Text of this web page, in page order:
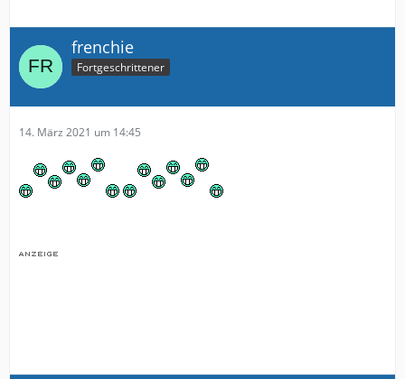
frenchie
Fortgeschrittener
14. März 2021 um 14:45